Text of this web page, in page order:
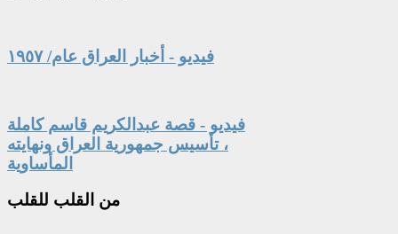
فيديو - أخبار العراق عام/ ١٩٥٧
فيديو - قصة عبدالكريم قاسم كاملة
، تأسيس جمهورية العراق ونهايته
المأساوية
من القلب للقلب